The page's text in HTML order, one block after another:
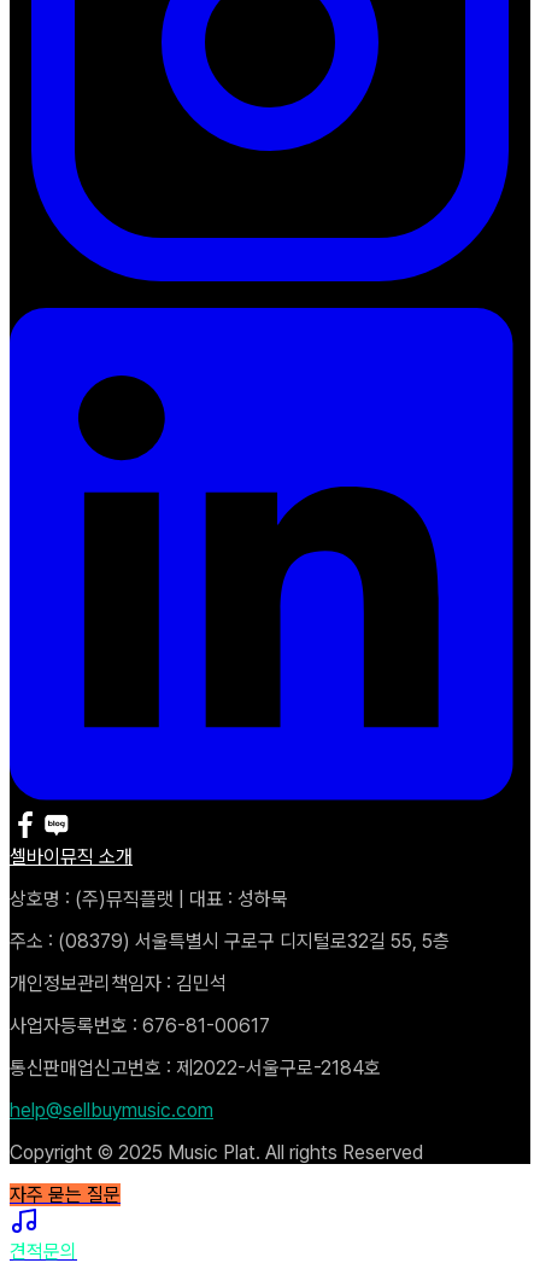
셀바이뮤직 소개
상호명 : (주)뮤직플랫 | 대표 : 성하묵
주소 : (08379) 서울특별시 구로구 디지털로32길 55, 5층
개인정보관리책임자 : 김민석
사업자등록번호 : 676-81-00617
통신판매업신고번호 : 제2022-서울구로-2184호
help@sellbuymusic.com
Copyright © 2025 Music Plat. All rights Reserved
자주 묻는 질문
견적문의